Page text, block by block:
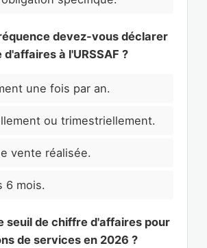
devez-vous déclarer
à l'URSSAF ?
une fois par an.
ou trimestriellement.
vente réalisée.
6 mois.
seuil de chiffre d'affaires pour
de services en 2026 ?